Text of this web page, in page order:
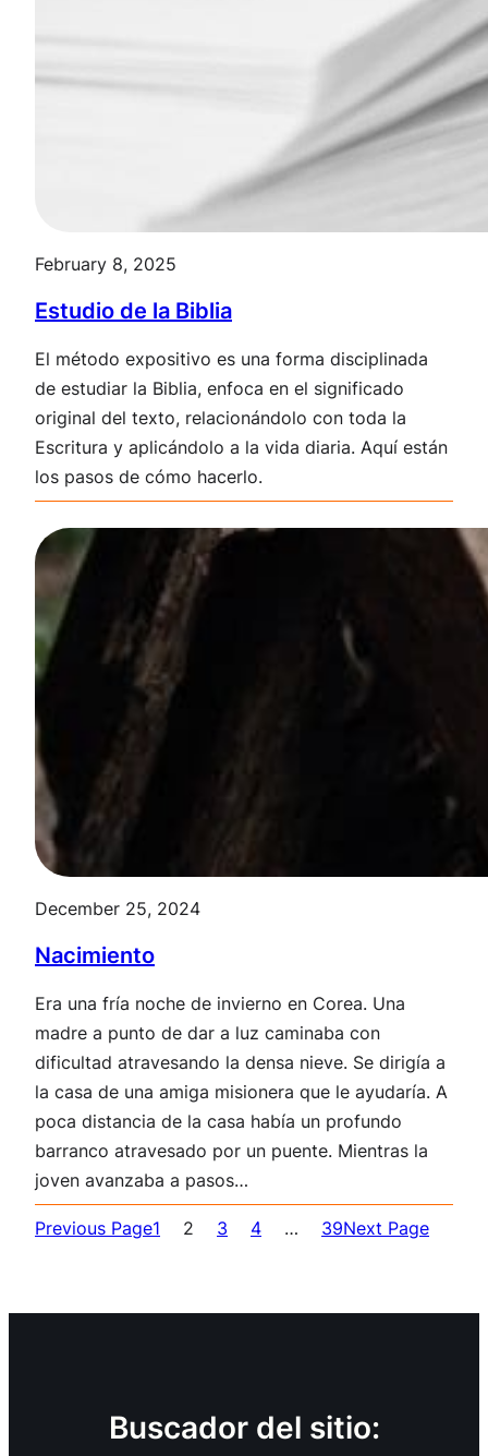
February 8, 2025
Estudio de la Biblia
El método expositivo es una forma disciplinada
de estudiar la Biblia, enfoca en el significado
original del texto, relacionándolo con toda la
Escritura y aplicándolo a la vida diaria. Aquí están
los pasos de cómo hacerlo.
December 25, 2024
Nacimiento
Era una fría noche de invierno en Corea. Una
madre a punto de dar a luz caminaba con
dificultad atravesando la densa nieve. Se dirigía a
la casa de una amiga misionera que le ayudaría. A
poca distancia de la casa había un profundo
barranco atravesado por un puente. Mientras la
joven avanzaba a pasos…
Previous Page1 2 3 4 … 39Next Page
Buscador del sitio: